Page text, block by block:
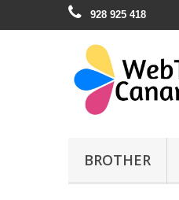
928 925 418
BROTHER